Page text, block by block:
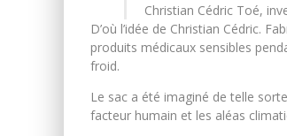
Christian Cédric Toé,
D’où l’idée de Christian Cédric.
produits médicaux sensibles
froid.
Le sac a été imaginé de telle
facteur humain et les aléas